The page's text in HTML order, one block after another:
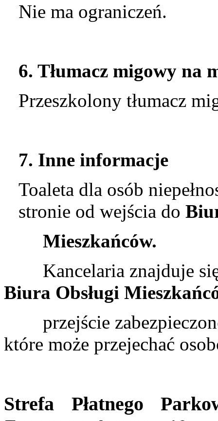
Nie ma ograniczeń.
6. Tłumacz migowy na
Przeszkolony tłumacz
7. Inne informacje
Toaleta dla osób
stronie od wejścia do
Mieszkańców.
Kancelaria znajduje się
Biura Obsługi
przejście
które może przejechać
Strefa Płatnego